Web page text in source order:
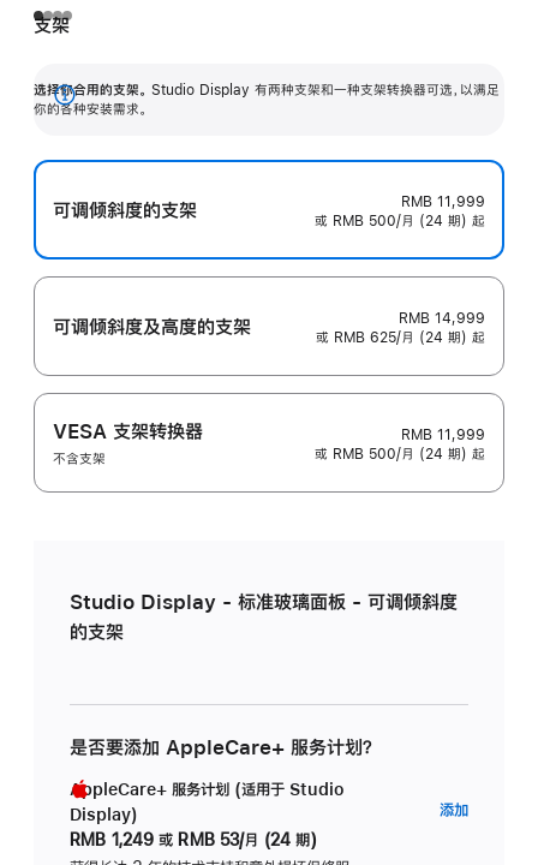
支架
选择你合用的支架。 Studio Display 有两种支架和一种支架转换器可选，以满足
你的各种安装需求。
展
可调倾斜度的支架
RMB 11,999
或 RMB 500/月 (24 期) 起
可调倾斜度及高‍度的支‍架
RMB 14,999
或 RMB 625/月 (24 期) 起
VESA 支架转换器
不含支架
RMB 11,999
或 RMB 500/月 (24 期) 起
Studio Display - 标准玻璃面板 - 可调倾斜度
的支架
是否要添加 AppleCare+ 服务计划？
AppleCare+ 服务计划 (适用于 Studio
Display)
RMB 1,249 或 RMB 53/月 (24 期)
添加